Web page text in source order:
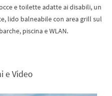
e toilette adatte ai disabili, un
lido balneabile con area grill sul
piscina e WLAN.
e Video